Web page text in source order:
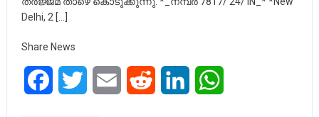
Delhi, 2 […]
Share News
FacebookTwitter Email Reddit LinkedIn